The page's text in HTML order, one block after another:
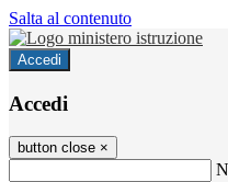
Salta al contenuto
Accedi
Accedi
button close ×